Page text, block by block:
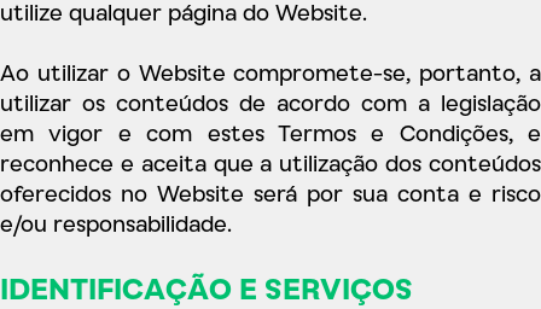
utilize qualquer página do Website.
Ao utilizar o Website compromete-se, portanto, a
utilizar os conteúdos de acordo com a legislação
em vigor e com estes Termos e Condições, e
reconhece e aceita que a utilização dos conteúdos
oferecidos no Website será por sua conta e risco
e/ou responsabilidade.
IDENTIFICAÇÃO E SERVIÇOS